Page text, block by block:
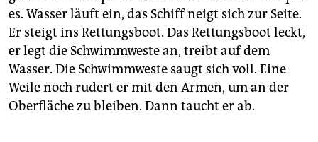
es. Wasser läuft ein, das Schiff neigt sich zur Seite.
Er steigt ins Rettungsboot. Das Rettungsboot leckt,
er legt die Schwimmweste an, treibt auf dem
Wasser. Die Schwimmweste saugt sich voll. Eine
Weile noch rudert er mit den Armen, um an der
Oberfläche zu bleiben. Dann taucht er ab.